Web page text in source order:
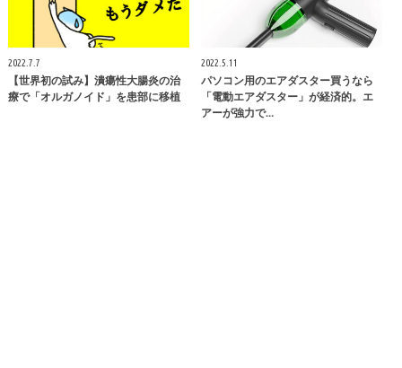
2022.7.7
【世界初の試み】潰瘍性大腸炎の治
療で「オルガノイド」を患部に移植
2022.5.11
パソコン用のエアダスター買うなら
「電動エアダスター」が経済的。エ
アーが強力で…